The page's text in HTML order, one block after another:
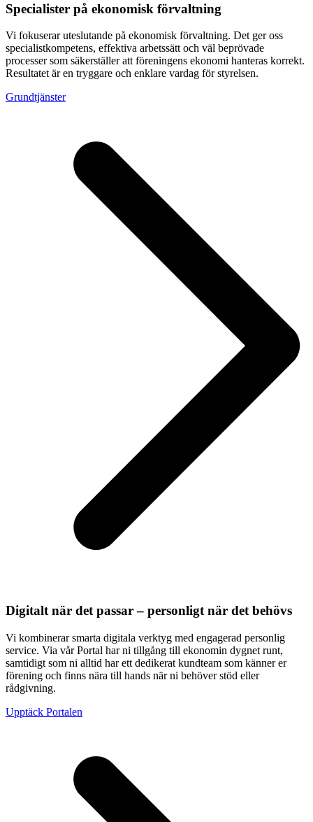
Specialister på ekonomisk förvaltning
Vi fokuserar uteslutande på ekonomisk förvaltning. Det ger oss
specialistkompetens, effektiva arbetssätt och väl beprövade
processer som säkerställer att föreningens ekonomi hanteras korrekt.
Resultatet är en tryggare och enklare vardag för styrelsen.
Grundtjänster
Digitalt när det passar – personligt när det behövs
Vi kombinerar smarta digitala verktyg med engagerad personlig
service. Via vår Portal har ni tillgång till ekonomin dygnet runt,
samtidigt som ni alltid har ett dedikerat kundteam som känner er
förening och finns nära till hands när ni behöver stöd eller
rådgivning.
Upptäck Portalen